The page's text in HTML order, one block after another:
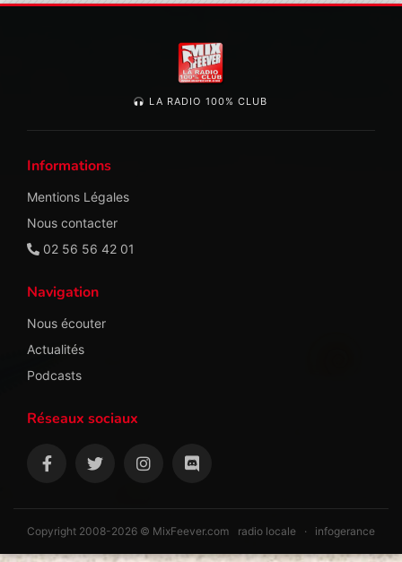
LA RADIO 100% CLUB
Informations
Mentions Légales
Nous contacter
02 56 56 42 01
Navigation
Nous écouter
Actualités
Podcasts
Réseaux sociaux
Copyright 2008-2026 © MixFeever.com radio locale · infogerance